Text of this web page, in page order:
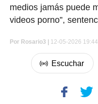
medios jamás puede
videos porno”,
Por Rosario3 | 12-05-2026 19:44